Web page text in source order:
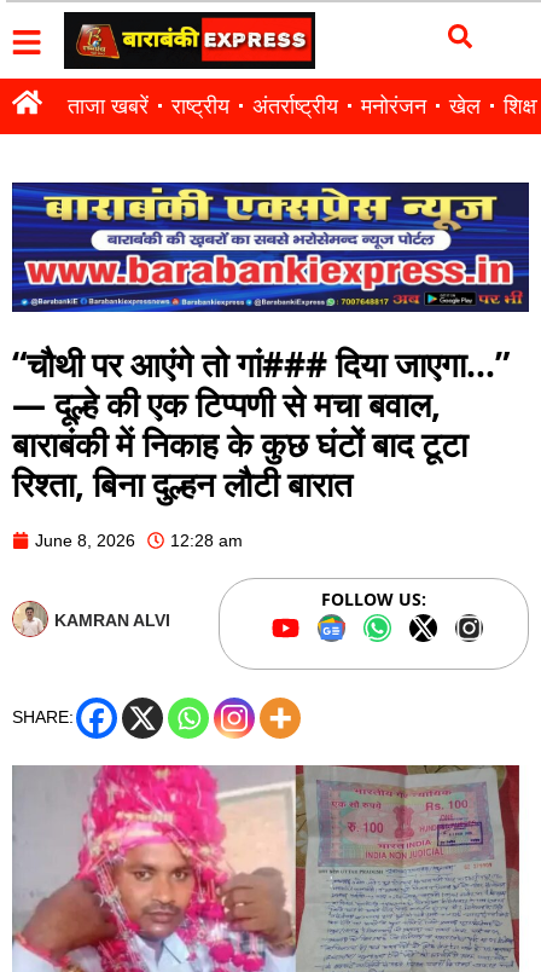
ताजा खबरें राष्ट्रीय अंतर्राष्ट्रीय मनोरंजन खेल शिक्षा
“चौथी पर आएंगे तो गां### दिया जाएगा…”
— दूल्हे की एक टिप्पणी से मचा बवाल,
बाराबंकी में निकाह के कुछ घंटों बाद टूटा
रिश्ता, बिना दुल्हन लौटी बारात
June 8, 2026 12:28 am
KAMRAN ALVI
FOLLOW US:
SHARE: